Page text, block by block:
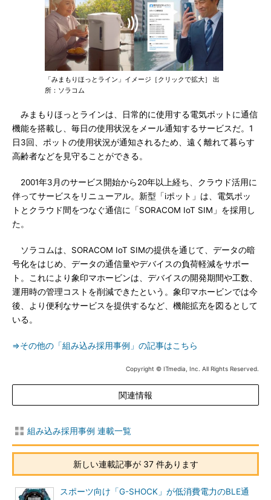
「みまもりほっとライン」イメージ［クリックで拡大］ 出
所：ソラコム
みまもりほっとラインは、日常的に使用する電気ポットに通信
機能を搭載し、毎日の使用状況をメール通知するサービスだ。1
日3回、ポットの使用状況が通知されるため、遠く離れて暮らす
高齢者などを見守ることができる。
2001年3月のサービス開始から20年以上経ち、クラウド活用に
伴ってサービスをリニューアル。新型「iポット」は、電気ポッ
トとクラウド間をつなぐ通信に「SORACOM IoT SIM」を採用し
た。
ソラコムは、SORACOM IoT SIMの提供を通じて、データの暗
号化をはじめ、データの通信量やデバイスの負荷軽減をサポー
ト。これにより象印マホービンは、デバイスの開発期間や工数、
運用時の管理コストを削減できたという。象印マホービンでは今
後、より便利なサービスを提供するなど、機能拡充を図るとして
いる。
⇒その他の「組み込み採用事例」の記事はこちら
Copyright © ITmedia, Inc. All Rights Reserved.
関連情報
組み込み採用事例 連載一覧
新しい連載記事が 37 件あります
スポーツ向け「G-SHOCK」が低消費電力のBLE通